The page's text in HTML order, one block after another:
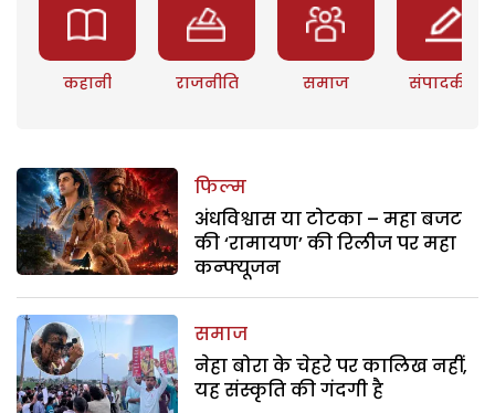
कहानी राजनीति समाज संपादकीय
फिल्म
अंधविश्वास या टोटका – महा बजट
की ‘रामायण’ की रिलीज पर महा
कन्फ्यूजन
समाज
नेहा बोरा के चेहरे पर कालिख नहीं,
यह संस्कृति की गंदगी है